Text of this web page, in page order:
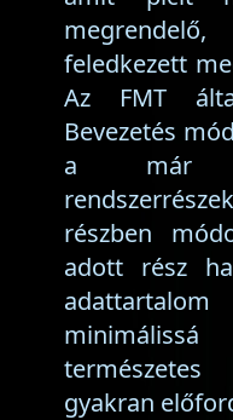
feledkezett
Az FMT
Bevezetés
a már
részben
adott rész
gyakran